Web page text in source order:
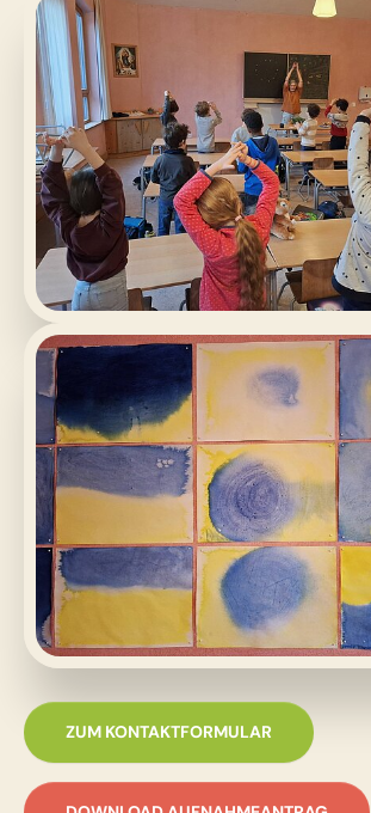
ZUM KONTAKTFORMULAR